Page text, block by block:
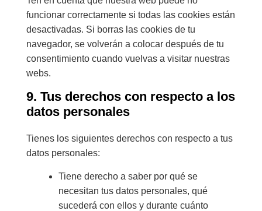
funcionar correctamente si todas las cookies están
desactivadas. Si borras las cookies de tu
navegador, se volverán a colocar después de tu
consentimiento cuando vuelvas a visitar nuestras
webs.
9. Tus derechos con respecto a los
datos personales
Tienes los siguientes derechos con respecto a tus
datos personales:
Tiene derecho a saber por qué se
necesitan tus datos personales, qué
sucederá con ellos y durante cuánto